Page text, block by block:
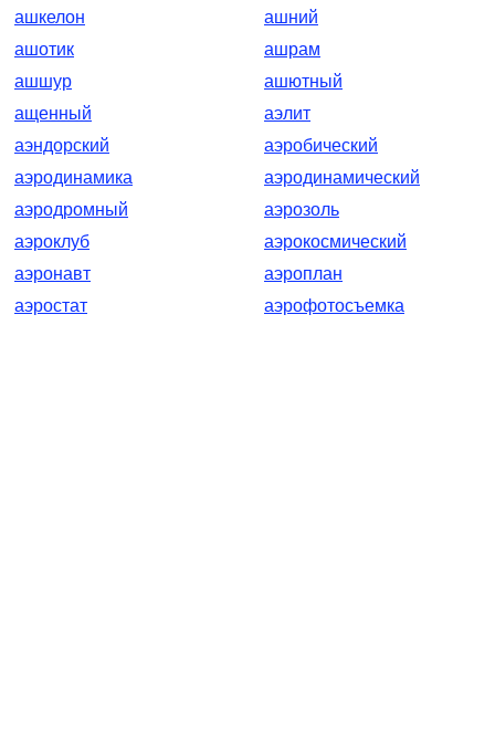
ашкелон
ашний
ашотик
ашрам
ашшур
ашютный
ащенный
аэлит
аэндорский
аэробический
аэродинамика
аэродинамический
аэродромный
аэрозоль
аэроклуб
аэрокосмический
аэронавт
аэроплан
аэростат
аэрофотосъемка